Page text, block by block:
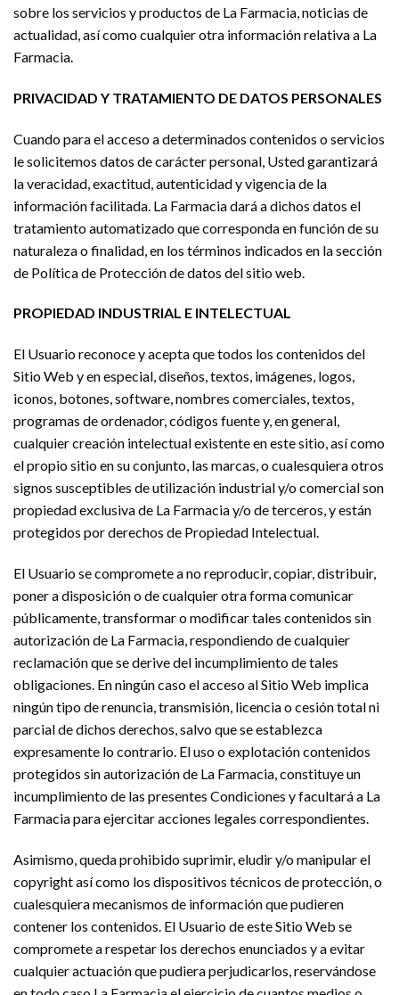
sobre los servicios y productos de La Farmacia, noticias de
actualidad, así como cualquier otra información relativa a La
Farmacia.
PRIVACIDAD Y TRATAMIENTO DE DATOS PERSONALES
Cuando para el acceso a determinados contenidos o servicios
le solicitemos datos de carácter personal, Usted garantizará
la veracidad, exactitud, autenticidad y vigencia de la
información facilitada. La Farmacia dará a dichos datos el
tratamiento automatizado que corresponda en función de su
naturaleza o finalidad, en los términos indicados en la sección
de Política de Protección de datos del sitio web.
PROPIEDAD INDUSTRIAL E INTELECTUAL
El Usuario reconoce y acepta que todos los contenidos del
Sitio Web y en especial, diseños, textos, imágenes, logos,
iconos, botones, software, nombres comerciales, textos,
programas de ordenador, códigos fuente y, en general,
cualquier creación intelectual existente en este sitio, así como
el propio sitio en su conjunto, las marcas, o cualesquiera otros
signos susceptibles de utilización industrial y/o comercial son
propiedad exclusiva de La Farmacia y/o de terceros, y están
protegidos por derechos de Propiedad Intelectual.
El Usuario se compromete a no reproducir, copiar, distribuir,
poner a disposición o de cualquier otra forma comunicar
públicamente, transformar o modificar tales contenidos sin
autorización de La Farmacia, respondiendo de cualquier
reclamación que se derive del incumplimiento de tales
obligaciones. En ningún caso el acceso al Sitio Web implica
ningún tipo de renuncia, transmisión, licencia o cesión total ni
parcial de dichos derechos, salvo que se establezca
expresamente lo contrario. El uso o explotación contenidos
protegidos sin autorización de La Farmacia, constituye un
incumplimiento de las presentes Condiciones y facultará a La
Farmacia para ejercitar acciones legales correspondientes.
Asimismo, queda prohibido suprimir, eludir y/o manipular el
copyright así como los dispositivos técnicos de protección, o
cualesquiera mecanismos de información que pudieren
contener los contenidos. El Usuario de este Sitio Web se
compromete a respetar los derechos enunciados y a evitar
cualquier actuación que pudiera perjudicarlos, reservándose